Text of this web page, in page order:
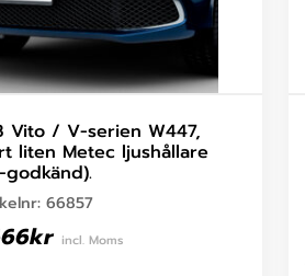
Vito / V-serien W447,
liten Metec ljushållare
godkänd).
66857
kr incl. Moms